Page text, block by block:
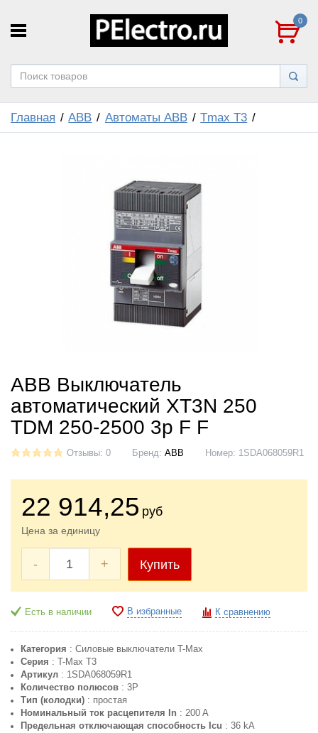
0
Главная ABB Автоматы ABB Tmax T3
ABB Выключатель
автоматический XT3N 250
TDM 250-2500 3p F F
Отзывы: 0 Бренд: ABB Номер: 1SDA068059R1
22 914,25 руб
Цена за единицу
- + Купить
Есть в наличии В избранные К сравнению
Категория : Силовые выключатели T-Max
Серия : T-Max T3
Артикул: 1SDA068059R1
Количество полюсов: 3P
Тип (колодки): простая
Номинальный ток расцепителя In : 200 A
Предельная отключающая способность Icu : 36 kA